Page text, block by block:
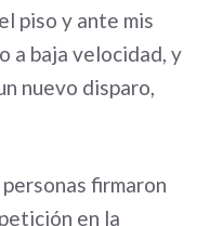
piso y ante mis
a baja velocidad, y
nuevo disparo,
firmaron
en la